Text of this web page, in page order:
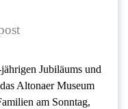
Jubiläums und
Altonaer Museum
am Sonntag,